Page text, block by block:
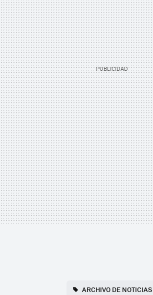
ARCHIVO DE NOTICIAS